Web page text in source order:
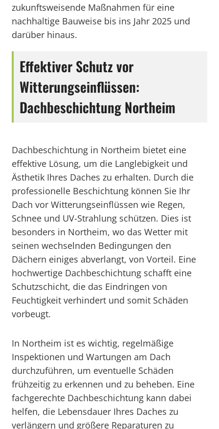
zukunftsweisende Maßnahmen für eine
nachhaltige Bauweise bis ins Jahr 2025 und
darüber hinaus.
Effektiver Schutz vor
Witterungseinflüssen:
Dachbeschichtung Northeim
Dachbeschichtung in Northeim bietet eine
effektive Lösung, um die Langlebigkeit und
Ästhetik Ihres Daches zu erhalten. Durch die
professionelle Beschichtung können Sie Ihr
Dach vor Witterungseinflüssen wie Regen,
Schnee und UV-Strahlung schützen. Dies ist
besonders in Northeim, wo das Wetter mit
seinen wechselnden Bedingungen den
Dächern einiges abverlangt, von Vorteil. Eine
hochwertige Dachbeschichtung schafft eine
Schutzschicht, die das Eindringen von
Feuchtigkeit verhindert und somit Schäden
vorbeugt.
In Northeim ist es wichtig, regelmäßige
Inspektionen und Wartungen am Dach
durchzuführen, um eventuelle Schäden
frühzeitig zu erkennen und zu beheben. Eine
fachgerechte Dachbeschichtung kann dabei
helfen, die Lebensdauer Ihres Daches zu
verlängern und größere Reparaturen zu